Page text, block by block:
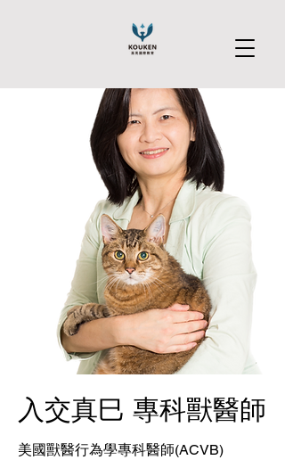
入交真巳 專科獸醫師
美國獸醫行為學專科醫師(ACVB)